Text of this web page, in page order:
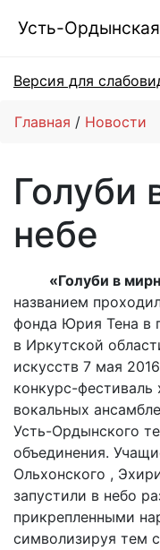
Усть-
Версия для
Главная Новости
Голуби
небе
«Голуби в
названием
фонда Юрия Тена в
в Иркутской
искусств 7 мая
конкурс-фестиваль
вокальных
Усть-Ордынского
объединения.
Ольхонского ,
запустили в небо
прикрепленными
символизируя тем